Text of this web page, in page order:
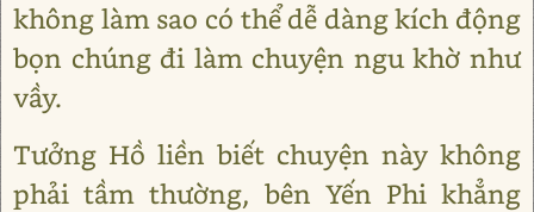
không làm sao có thể dễ dàng kích động
bọn chúng đi làm chuyện ngu khờ như
vầy.
Tưởng Hồ liền biết chuyện này không
phải tầm thường, bên Yến Phi khẳng